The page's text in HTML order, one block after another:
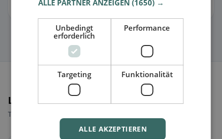
Luoghi nelle vicinanze
Trova il luogo giusto per la tua ricerca di ristoranti.
ALLE PARTNER ANZEIGEN(1650) →
Unbedingt
erforderlich
Performance
Targeting Funktionalität
ALLE AKZEPTIEREN